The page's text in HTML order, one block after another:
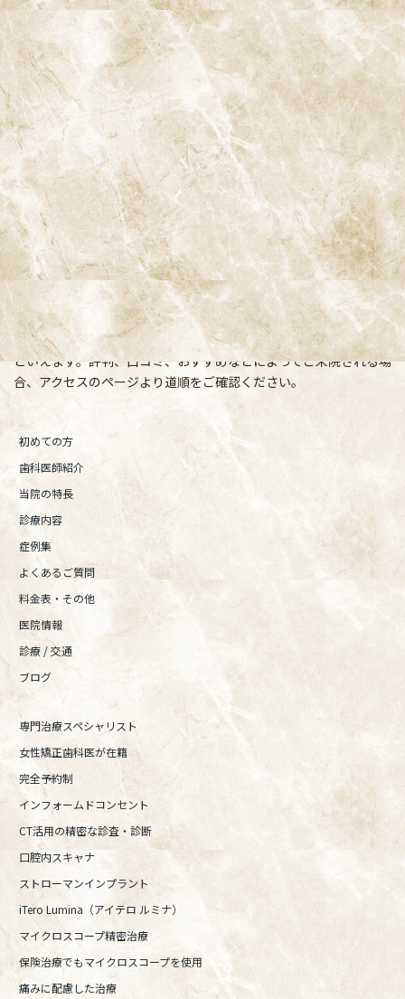
阿佐ヶ谷ことぶき歯科・矯正歯科
〒166-0004 東京都杉並区阿佐谷南3-37-14 第二北原ビル3階
阿佐ヶ谷の歯医者「阿佐ヶ谷ことぶき歯科・矯正歯科」 は、JR中
央線(快速)「阿佐ケ谷駅」徒歩0分 / JR中央/総武線「阿佐ケ谷駅」
徒歩0分 / 東京メトロ丸ノ内線「南阿佐ケ谷駅」徒歩8分の、駅す
ぐでとても通いやすい場所にある歯医者です。杉並区や中野区、新
宿、東京都内、隣接県や遠方からも患者様に来院頂きやすい環境
といえます。評判、口コミ、おすすめなどによってご来院される場
合、アクセスのページより道順をご確認ください。
初めての方
歯科医師紹介
当院の特長
診療内容
症例集
よくあるご質問
料金表・その他
医院情報
診療 / 交通
ブログ
専門治療スペシャリスト
女性矯正歯科医が在籍
完全予約制
インフォームドコンセント
CT活用の精密な診査・診断
口腔内スキャナ
ストローマンインプラント
iTero Lumina（アイテロ ルミナ）
マイクロスコープ精密治療
保険治療でもマイクロスコープを使用
痛みに配慮した治療